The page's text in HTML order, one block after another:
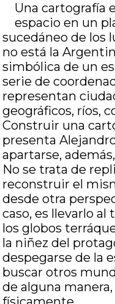
Una cartografía
espacio en un
sucedáneo de los
no está la
simbólica de un
serie de
representan
geográficos, ríos,
Construir una
presenta
apartarse,
No se trata de
reconstruir el
desde otra
caso, es llevarlo
los globos
la niñez del
despegarse de la
buscar otros
de alguna